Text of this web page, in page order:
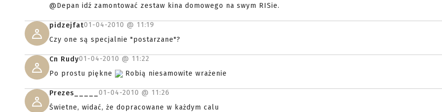
@Depan idź zamontować zestaw kina domowego na swym RISie.
pidzejfat01-04-2010 @ 11:19
Czy one są specjalnie "postarzane"?
Cn Rudy01-04-2010 @ 11:22
Po prostu piękne
Robią niesamowite wrażenie
Prezes_____ 01-04-2010 @ 11:26
Świetne, widać, że dopracowane w każdym calu